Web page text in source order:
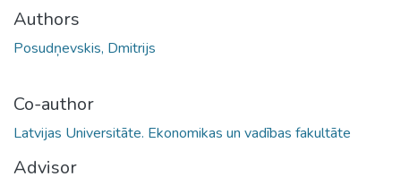
Authors
Posudņevskis, Dmitrijs
Co-author
Latvijas Universitāte. Ekonomikas un vadības fakultāte
Advisor